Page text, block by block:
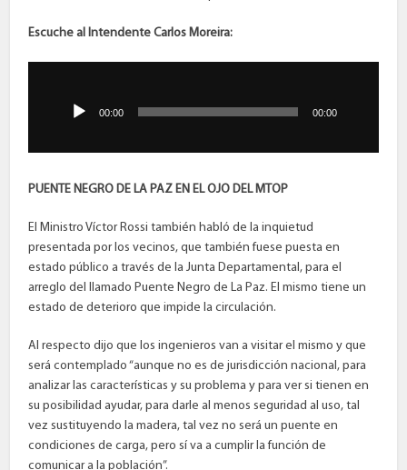
Escuche al Intendente Carlos Moreira:
00:00 00:00
PUENTE NEGRO DE LA PAZ EN EL OJO DEL MTOP
El Ministro Víctor Rossi también habló de la inquietud
presentada por los vecinos, que también fuese puesta en
estado público a través de la Junta Departamental, para el
arreglo del llamado Puente Negro de La Paz. El mismo tiene un
estado de deterioro que impide la circulación.
Al respecto dijo que los ingenieros van a visitar el mismo y que
será contemplado “aunque no es de jurisdicción nacional, para
analizar las características y su problema y para ver si tienen en
su posibilidad ayudar, para darle al menos seguridad al uso, tal
vez sustituyendo la madera, tal vez no será un puente en
condiciones de carga, pero sí va a cumplir la función de
comunicar a la población”.